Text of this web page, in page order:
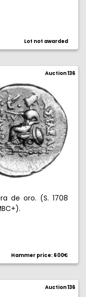
Lot not awarded
Auction 136
de oro. (S. 1708
Hammer price: 600€
Auction 136